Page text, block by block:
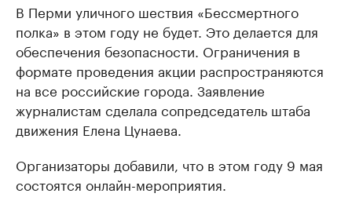
В Перми уличного шествия «Бессмертного
полка» в этом году не будет. Это делается для
обеспечения безопасности. Ограничения в
формате проведения акции распространяются
на все российские города. Заявление
журналистам сделала сопредседатель штаба
движения Елена Цунаева.
Организаторы добавили, что в этом году 9 мая
состоятся онлайн-мероприятия.